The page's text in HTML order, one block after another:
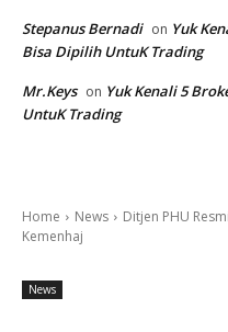
Stepanus Bernadi on Yuk
Bisa Dipilih UntuK Trading
Mr.Keys on Yuk Kenali 5
UntuK Trading